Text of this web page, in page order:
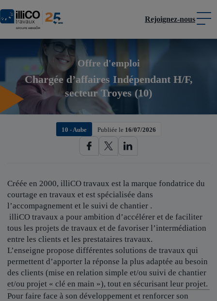
Panneau de gestion des cookies
Rejoignez-nous
Offre d'emploi
Chargée d’affaires Indépendant H/F,
secteur Troyes (10)
10 - Aube Publiée le 16/07/2026
Créée en 2000, illiCO travaux est la marque fondatrice du
courtage en travaux et est spécialisée dans
l’accompagnement et le suivi de chantier .
illiCO travaux a pour ambition d’accélérer et de faciliter
tous les projets de travaux et de favoriser l’intermédiation
entre les clients et les prestataires travaux.
L’enseigne propose différentes solutions de travaux qui
permettent d’apporter la réponse la plus adaptée au besoin
des clients (mise en relation simple et/ou suivi de chantier
et/ou projet « clé en main »), tout en sécurisant leur projet.
Pour faire face à son développement et renforcer son